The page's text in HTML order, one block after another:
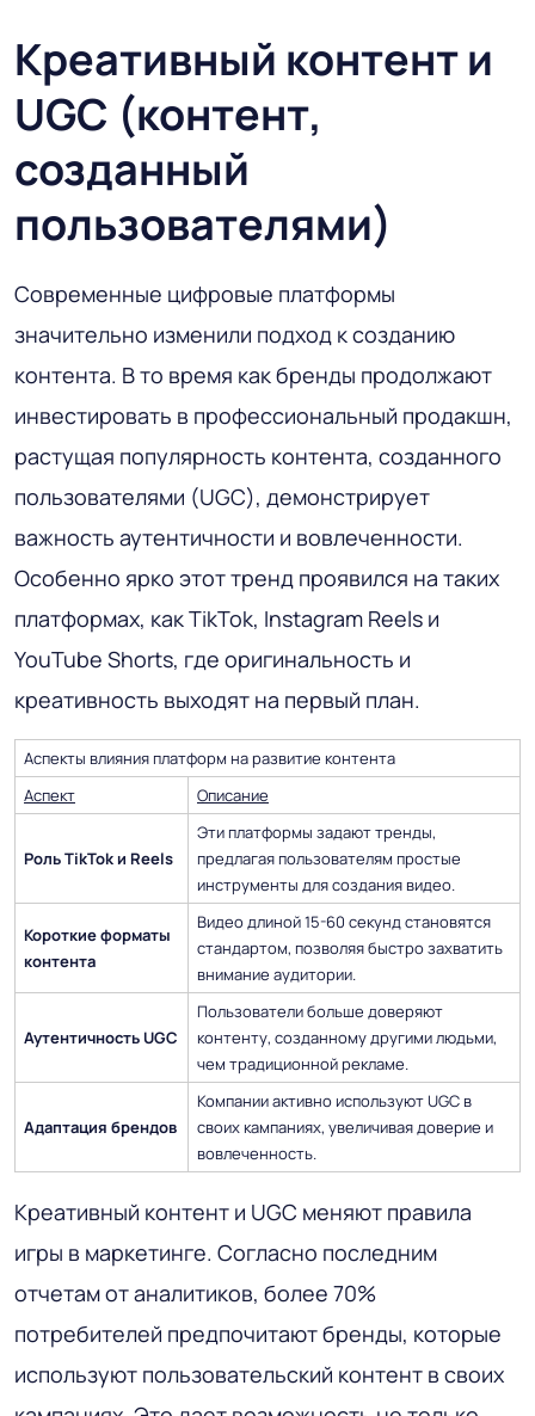
Креативный контент и
UGC (контент,
созданный
пользователями)
Современные цифровые платформы
значительно изменили подход к созданию
контента. В то время как бренды продолжают
инвестировать в профессиональный продакшн,
растущая популярность контента, созданного
пользователями (UGC), демонстрирует
важность аутентичности и вовлеченности.
Особенно ярко этот тренд проявился на таких
платформах, как TikTok, Instagram Reels и
YouTube Shorts, где оригинальность и
креативность выходят на первый план.
Аспекты влияния платформ на развитие контента
Аспект
Описание
Роль TikTok и Reels
Эти платформы задают тренды,
предлагая пользователям простые
инструменты для создания видео.
Короткие форматы
контента
Видео длиной 15-60 секунд становятся
стандартом, позволяя быстро захватить
внимание аудитории.
Аутентичность UGC
Пользователи больше доверяют
контенту, созданному другими людьми,
чем традиционной рекламе.
Адаптация брендов
Компании активно используют UGC в
своих кампаниях, увеличивая доверие и
вовлеченность.
Креативный контент и UGC меняют правила
игры в маркетинге. Согласно последним
отчетам от аналитиков, более 70%
потребителей предпочитают бренды, которые
используют пользовательский контент в своих